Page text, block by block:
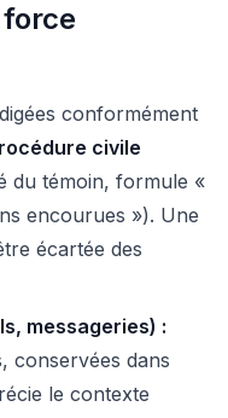
conformément
civile
du témoin, formule «
encourues »). Une
écartée des
messageries) :
conservées dans
le contexte